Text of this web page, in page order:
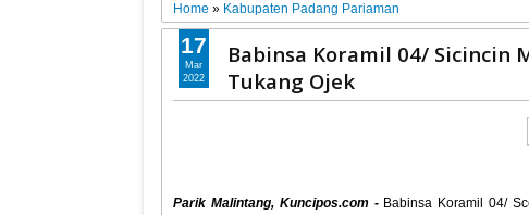
Home » Kabupaten Padang Pariaman
Babinsa Koramil 04/ Sicincin
Tukang Ojek
Parik Malintang, Kuncipos.com - Babinsa Koramil 04/
17
Mar
2022